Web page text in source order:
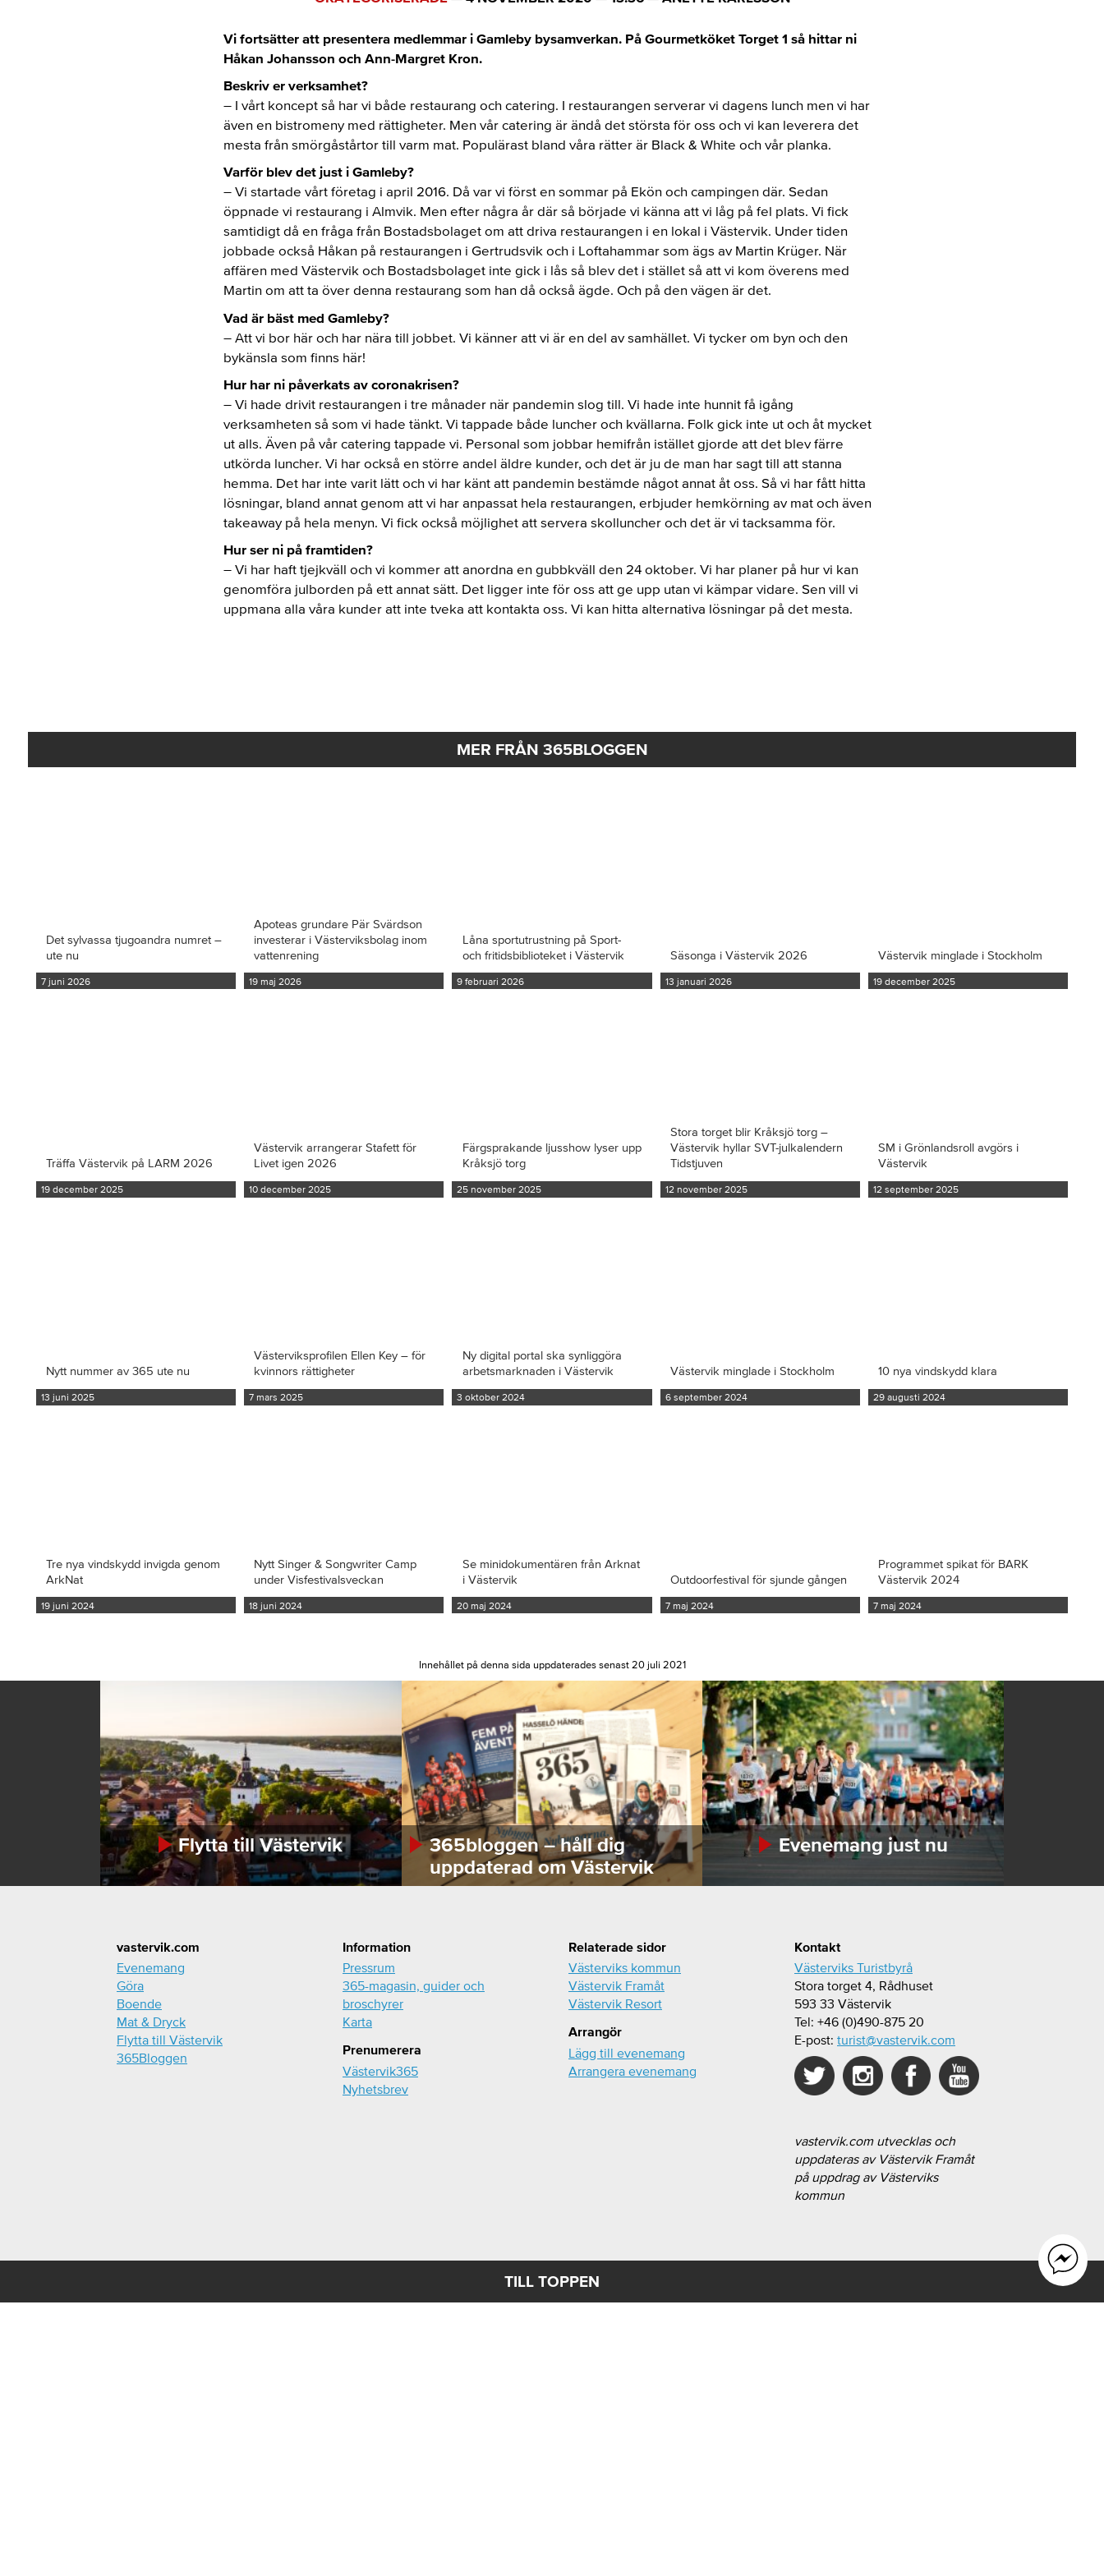
Vi fortsätter att presentera medlemmar i Gamleby bysamverkan. På Gourmetköket Torget 1 så hittar ni
Håkan Johansson och Ann-Margret Kron.
Beskriv er verksamhet?
– I vårt koncept så har vi både restaurang och catering. I restaurangen serverar vi dagens lunch men vi har
även en bistromeny med rättigheter. Men vår catering är ändå det största för oss och vi kan leverera det
mesta från smörgåstårtor till varm mat. Populärast bland våra rätter är Black & White och vår planka.
Varför blev det just i Gamleby?
– Vi startade vårt företag i april 2016. Då var vi först en sommar på Ekön och campingen där. Sedan
öppnade vi restaurang i Almvik. Men efter några år där så började vi känna att vi låg på fel plats. Vi fick
samtidigt då en fråga från Bostadsbolaget om att driva restaurangen i en lokal i Västervik. Under tiden
jobbade också Håkan på restaurangen i Gertrudsvik och i Loftahammar som ägs av Martin Krüger. När
affären med Västervik och Bostadsbolaget inte gick i lås så blev det i stället så att vi kom överens med
Martin om att ta över denna restaurang som han då också ägde. Och på den vägen är det.
Vad är bäst med Gamleby?
– Att vi bor här och har nära till jobbet. Vi känner att vi är en del av samhället. Vi tycker om byn och den
bykänsla som finns här!
Hur har ni påverkats av coronakrisen?
– Vi hade drivit restaurangen i tre månader när pandemin slog till. Vi hade inte hunnit få igång
verksamheten så som vi hade tänkt. Vi tappade både luncher och kvällarna. Folk gick inte ut och åt mycket
ut alls. Även på vår catering tappade vi. Personal som jobbar hemifrån istället gjorde att det blev färre
utkörda luncher. Vi har också en större andel äldre kunder, och det är ju de man har sagt till att stanna
hemma. Det har inte varit lätt och vi har känt att pandemin bestämde något annat åt oss. Så vi har fått hitta
lösningar, bland annat genom att vi har anpassat hela restaurangen, erbjuder hemkörning av mat och även
takeaway på hela menyn. Vi fick också möjlighet att servera skolluncher och det är vi tacksamma för.
Hur ser ni på framtiden?
– Vi har haft tjejkväll och vi kommer att anordna en gubbkväll den 24 oktober. Vi har planer på hur vi kan
genomföra julborden på ett annat sätt. Det ligger inte för oss att ge upp utan vi kämpar vidare. Sen vill vi
uppmana alla våra kunder att inte tveka att kontakta oss. Vi kan hitta alternativa lösningar på det mesta.
MER FRÅN 365BLOGGEN
Det sylvassa tjugoandra numret –
ute nu
7 juni 2026
Apoteas grundare Pär Svärdson
investerar i Västerviksbolag inom
vattenrening
19 maj 2026
Låna sportutrustning på Sport-
och fritidsbiblioteket i Västervik
9 februari 2026
Säsonga i Västervik 2026
13 januari 2026
Västervik minglade i Stockholm
19 december 2025
Träffa Västervik på LARM 2026
19 december 2025
Västervik arrangerar Stafett för
Livet igen 2026
10 december 2025
Färgsprakande ljusshow lyser upp
Kråksjö torg
25 november 2025
Stora torget blir Kråksjö torg –
Västervik hyllar SVT-julkalendern
Tidstjuven
12 november 2025
SM i Grönlandsroll avgörs i
Västervik
12 september 2025
Nytt nummer av 365 ute nu
13 juni 2025
Västerviksprofilen Ellen Key – för
kvinnors rättigheter
7 mars 2025
Ny digital portal ska synliggöra
arbetsmarknaden i Västervik
3 oktober 2024
Västervik minglade i Stockholm
6 september 2024
10 nya vindskydd klara
29 augusti 2024
Tre nya vindskydd invigda genom
ArkNat
19 juni 2024
Nytt Singer & Songwriter Camp
under Visfestivalsveckan
18 juni 2024
Se minidokumentären från Arknat
i Västervik
20 maj 2024
Outdoorfestival för sjunde gången
7 maj 2024
Programmet spikat för BARK
Västervik 2024
7 maj 2024
Innehållet på denna sida uppdaterades senast 20 juli 2021
Flytta till Västervik
365bloggen – håll dig
uppdaterad om Västervik
Evenemang just nu
vastervik.com
Evenemang
Göra
Boende
Mat & Dryck
Flytta till Västervik
365Bloggen
Information
Pressrum
365-magasin, guider och
broschyrer
Karta
Prenumerera
Västervik365
Nyhetsbrev
Relaterade sidor
Västerviks kommun
Västervik Framåt
Västervik Resort
Arrangör
Lägg till evenemang
Arrangera evenemang
Kontakt
Västerviks Turistbyrå
Stora torget 4, Rådhuset
593 33 Västervik
Tel: +46 (0)490-875 20
E-post: turist@vastervik.com
vastervik.com utvecklas och
uppdateras av Västervik Framåt
på uppdrag av Västerviks
kommun
TILL TOPPEN